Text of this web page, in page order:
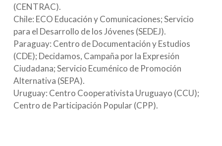
(CENTRAC).
Chile: ECO Educación y Comunicaciones; Servicio
para el Desarrollo de los Jóvenes (SEDEJ).
Paraguay: Centro de Documentación y Estudios
(CDE); Decidamos, Campaña por la Expresión
Ciudadana; Servicio Ecuménico de Promoción
Alternativa (SEPA).
Uruguay: Centro Cooperativista Uruguayo (CCU);
Centro de Participación Popular (CPP).